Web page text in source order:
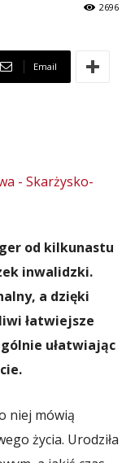
2696
Email
od kilkunastu
inwalidzki.
a dzięki
łatwiejsze
ułatwiając
niej mówią
życia. Urodziła